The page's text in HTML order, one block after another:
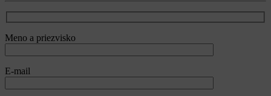
Meno a priezvisko
E-mail